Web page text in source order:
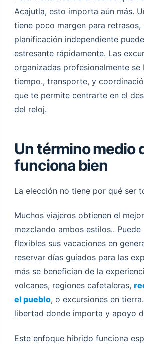
Acajutla, esto importa aún más.
tiene poco margen para retrasos,
planificación independiente
estresante rápidamente. Las
organizadas profesionalmente se
tiempo., transporte, y
que te permite centrarte en el
del reloj.
Un término medio
funciona bien
La elección no tiene por qué ser
Muchos viajeros obtienen el
mezclando ambos estilos.. Puede
flexibles sus vacaciones en
reservar días guiados para las
más se benefician de la
volcanes, regiones cafetaleras,
el pueblo, o excursiones en
libertad donde importa y apoyo
Este enfoque híbrido funciona